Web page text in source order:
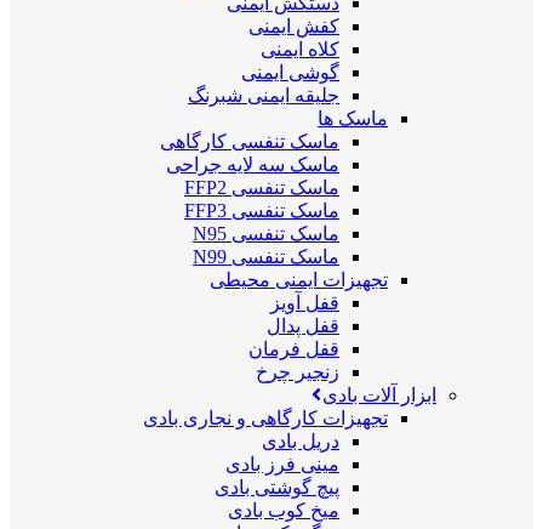
کفش ایمنی
کلاه ایمنی
گوشی ایمنی
جلیقه ایمنی شبرنگ
ماسک ها
ماسک تنفسی کارگاهی
ماسک سه لایه جراحی
ماسک تنفسی FFP2
ماسک تنفسی FFP3
ماسک تنفسی N95
ماسک تنفسی N99
تجهیزات ایمنی محیطی
قفل آویز
قفل پدال
قفل فرمان
زنجیر چرخ
ابزار آلات بادی
تجهیزات کارگاهی و نجاری بادی
دریل بادی
مینی فرز بادی
پیچ گوشتی بادی
میخ کوب بادی